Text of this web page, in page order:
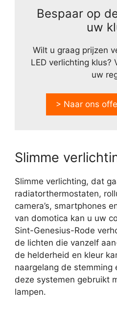
Bespaar op
uw
Wilt u graag prijzen
LED verlichting klus?
uw
> Naar ons
Slimme
Slimme verlichting, dat
radiatorthermostaten,
camera’s, smartphones
van domotica kan u uw
Sint-Genesius-Rode
de lichten die vanzelf
de helderheid en kleur
naargelang de stemming
deze systemen gebruikt
lampen.